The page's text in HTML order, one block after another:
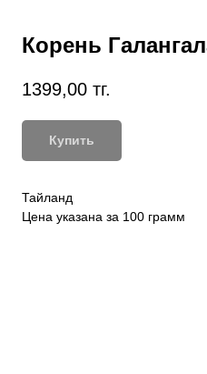
Корень
1399,00 тг.
Купить
Тайланд
Цена указана за 100 грамм